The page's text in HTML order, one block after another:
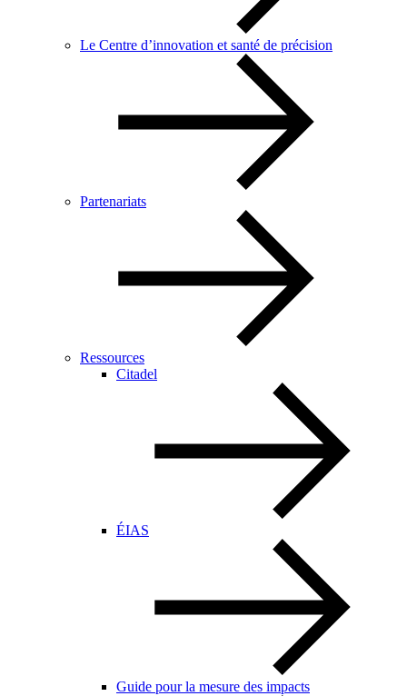
Le Centre d’innovation et santé de précision
Partenariats
Ressources
Citadel
ÉIAS
Guide pour la mesure des impacts